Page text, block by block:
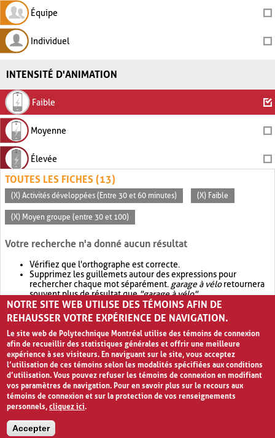
Équipe
Individuel
INTENSITÉ D'ANIMATION
Faible
Moyenne
Élevée
TOUTES LES FICHES (13)
(X) Activités développées (Entre 30 et 60 minutes) (X) Faible
(X) Moyen groupe (entre 30 et 100)
Votre recherche n'a donné aucun résultat
Vérifiez que l'orthographe est correcte.
Supprimez les guillemets autour des expressions pour
rechercher chaque mot séparément. garage à véloretournera
souvent plus de résultat que"garage à vélo".
Envisagez d'élargir votre recherche avec OR.garage OR vélo
retournera souvent plus de résultat quegarage à vélo
NOTRE SITE WEB UTILISE DES TÉMOINS AFIN DE
REHAUSSER VOTRE EXPÉRIENCE DE NAVIGATION.
Le site web de Polytechnique Montréal utilise des témoins de connexion
afin de recueillir des statistiques générales et offrir une meilleure
expérience à ses visiteurs. En naviguant sur le site, vous acceptez
l’utilisation de ces témoins selon les modalités spécifiées aux conditions
d’utilisation. Vous pouvez refuser les témoins de connexion en modifiant
vos paramètres de navigation. Pour en savoir plus sur le recours aux
témoins de connexion et sur la protection de vos renseignements
personnels,cliquez ici.
Accepter